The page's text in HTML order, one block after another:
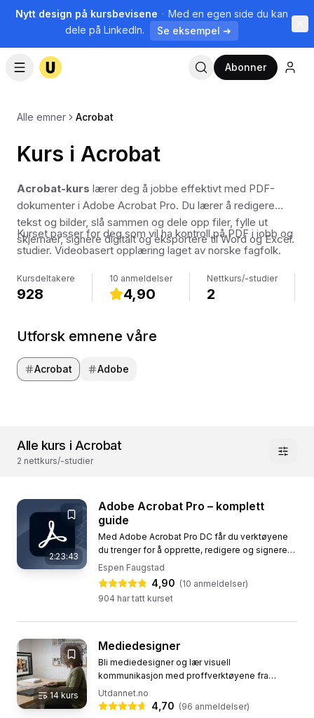
Nytt design på kursbevisene · Med en egen side du kan
dele på LinkedIn.
Se eksempel ➔
Abonner
Alle emner Acrobat
Kurs i Acrobat
Acrobat-kurs lærer deg å jobbe effektivt med PDF-
dokumenter i Adobe Acrobat Pro. Du lærer å redigere
tekst og bilder, slå sammen og dele opp filer, fylle ut
skjemaer, signere digitalt og eksportere til Word og Excel.
Kurset passer for deg som vil ha kontroll på PDF i jobb og
studier. Videobasert opplæring laget av norske fagfolk.
Kursdeltakere
928
10 anmeldelser
4,90
Nettkurs/-studier
2
Utforsk emnene våre
Acrobat Adobe
Alle kurs i Acrobat
2 nettkurs/-studier
2:23:43
Adobe Acrobat Pro – komplett
guide
Med Adobe Acrobat Pro DC får du verktøyene
du trenger for å opprette, redigere og signere
PDF-dokumenter enkelt. Dette kurset er ideelt
for deg som vil lære...
Espen Faugstad
4,90 (10 anmeldelser)
904 har tatt kurset
14kurs
Mediedesigner
Bli mediedesigner og lær visuell
kommunikasjon med proffverktøyene fra
Adobe: Photoshop, Illustrator og InDesign. Dette
nettstudiet tar deg gjennom hele den...
Utdannet.no
4,70 (96 anmeldelser)